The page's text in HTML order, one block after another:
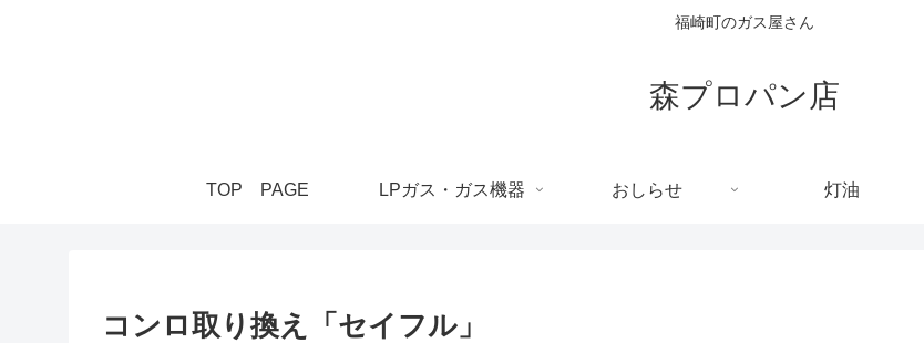
福崎町のガス屋さん
森プロパン店
TOP PAGE LPガス・ガス機器 おしらせ 灯油
コンロ取り換え「セイフル」